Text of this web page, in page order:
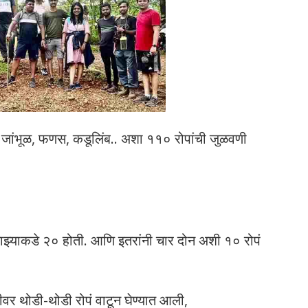
फणस, कडूलिंब.. अशा ११० रोपांची जुळवणी
२० होती. आणि इतरांनी चार दोन अशी १० रोपं
थोडी-थोडी रोपं वाटून घेण्यात आली,